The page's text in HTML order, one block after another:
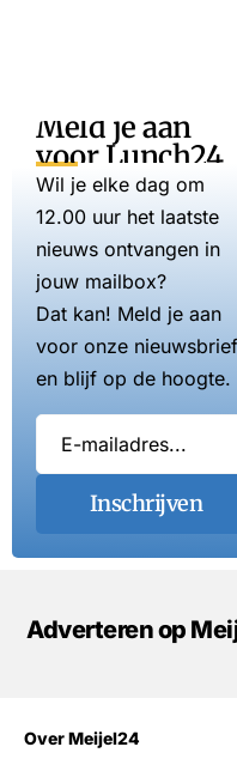
Meld je aan
voor Lunch24
Wil je elke dag om
12.00 uur het laatste
nieuws ontvangen in
jouw mailbox?
Dat kan! Meld je aan
voor onze nieuwsbrief
en blijf op de hoogte.
Inschrijven
Adverteren op
Over Meijel24